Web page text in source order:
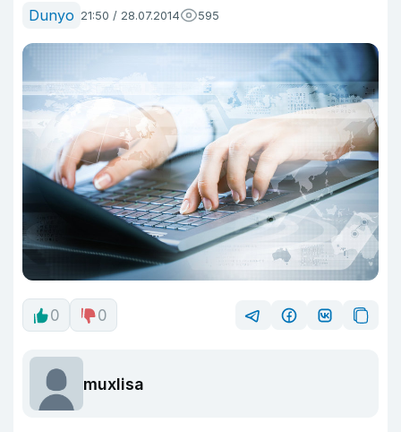
Dunyo 21:50 / 28.07.2014 595
0 0
muxlisa